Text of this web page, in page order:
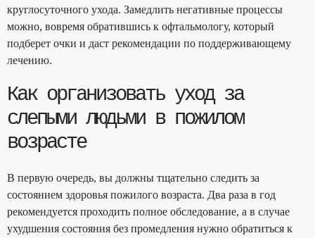
круглосуточного ухода. Замедлить негативные процессы
можно, вовремя обратившись к офтальмологу, который
подберет очки и даст рекомендации по поддерживающему
лечению.
Как организовать уход за
слепыми людьми в пожилом
возрасте
В первую очередь, вы должны тщательно следить за
состоянием здоровья пожилого возраста. Два раза в год
рекомендуется проходить полное обследование, а в случае
ухудшения состояния без промедления нужно обратиться к